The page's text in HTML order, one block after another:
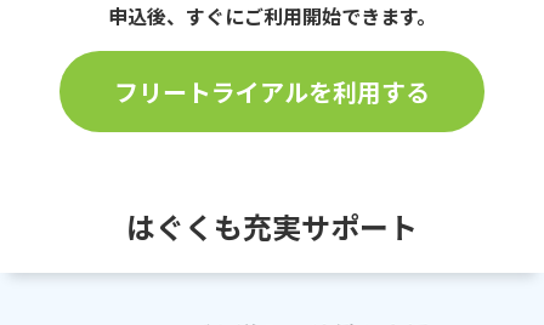
申込後、すぐにご利用開始できます。
フリートライアルを利用する
はぐくも充実サポート